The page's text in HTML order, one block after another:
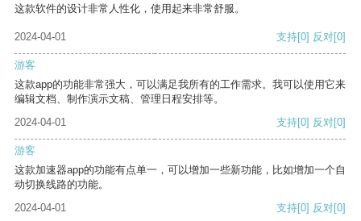
这款软件的设计非常人性化，使用起来非常舒服。
2024-04-01 支持[0] 反对[0]
游客
这款app的功能非常强大，可以满足我所有的工作需求。我可以使用它来
编辑文档、制作演示文稿、管理日程安排等。
2024-04-01
支持[0] 反对[0]
游客
这款加速器app的功能有点单一，可以增加一些新功能，比如增加一个自
动切换线路的功能。
2024-04-01
支持[0] 反对[0]